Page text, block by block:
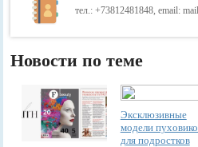
тел.: +73812481848, email:
Новости по теме
Эксклюзивные
модели
для подростков